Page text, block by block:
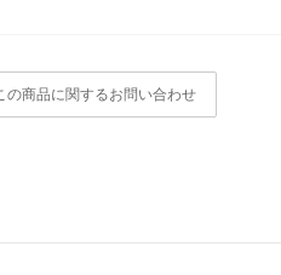
の商品に関するお問い合わせ